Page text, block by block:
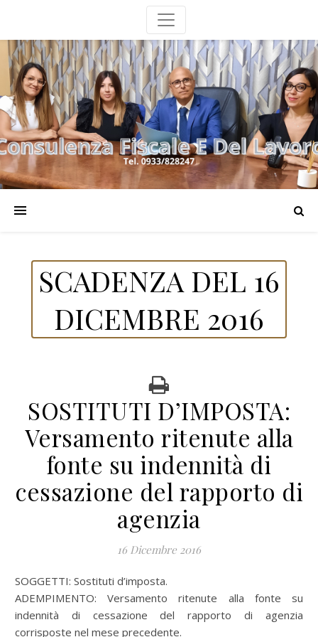
SCADENZA DEL 16
DICEMBRE 2016
SOSTITUTI D’IMPOSTA:
Versamento ritenute alla
fonte su indennità di
cessazione del rapporto di
agenzia
16 Dicembre 2016
SOGGETTI: Sostituti d’imposta.
ADEMPIMENTO: Versamento ritenute alla fonte su
indennità di cessazione del rapporto di agenzia
corrisposte nel mese precedente.